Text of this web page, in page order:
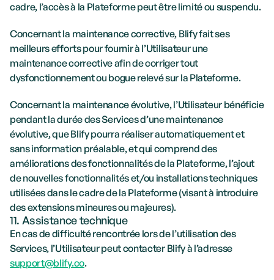
cadre, l’accès à la Plateforme peut être limité ou suspendu.
Concernant la maintenance corrective, Blify fait ses
meilleurs efforts pour fournir à l’Utilisateur une
maintenance corrective afin de corriger tout
dysfonctionnement ou bogue relevé sur la Plateforme.
Concernant la maintenance évolutive, l’Utilisateur bénéficie
pendant la durée des Services d’une maintenance
évolutive, que Blify pourra réaliser automatiquement et
sans information préalable, et qui comprend des
améliorations des fonctionnalités de la Plateforme, l’ajout
de nouvelles fonctionnalités et/ou installations techniques
utilisées dans le cadre de la Plateforme (visant à introduire
des extensions mineures ou majeures).
11. Assistance technique
En cas de difficulté rencontrée lors de l’utilisation des
support@blify.co.